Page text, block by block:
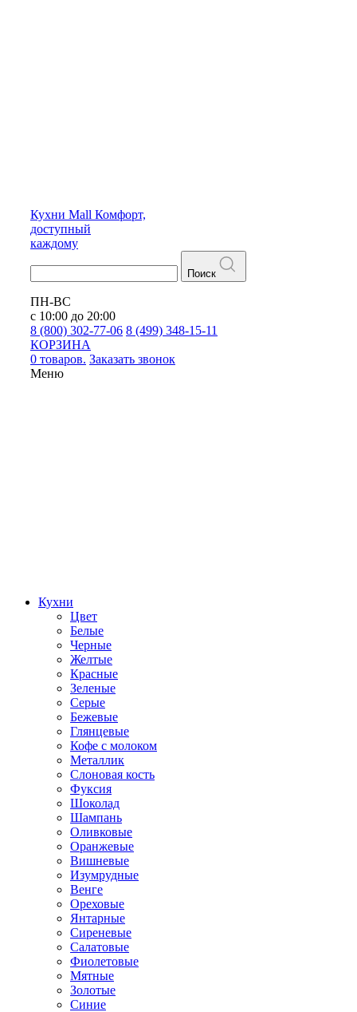
Кухни Mall Комфорт,
доступный
каждому
Поиск
ПН-ВС
с 10:00 до 20:00
8 (800) 302-77-06 8 (499) 348-15-11
КОРЗИНА
0 товаров. Заказать звонок
Меню
Кухни
Цвет
Белые
Черные
Желтые
Красные
Зеленые
Серые
Бежевые
Глянцевые
Кофе с молоком
Металлик
Слоновая кость
Фуксия
Шоколад
Шампань
Оливковые
Оранжевые
Вишневые
Изумрудные
Венге
Ореховые
Янтарные
Сиреневые
Салатовые
Фиолетовые
Мятные
Золотые
Синие